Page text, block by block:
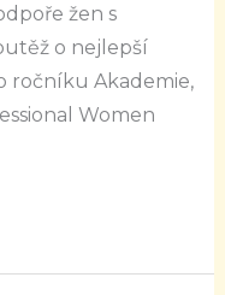
žen s
o nejlepší
ročníku Akademie,
Women